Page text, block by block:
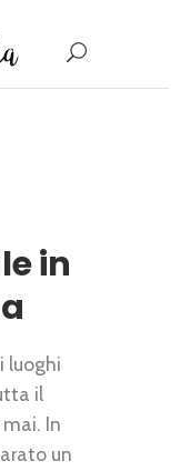
in
luoghi
il
In
un